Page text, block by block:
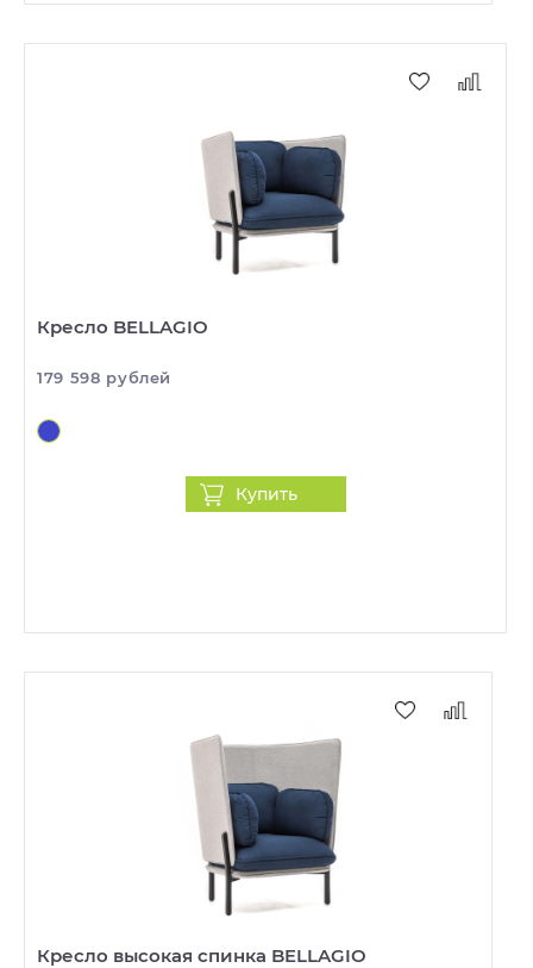
Кресло BELLAGIO
179 598 рублей
Купить
Кресло высокая спинка BELLAGIO